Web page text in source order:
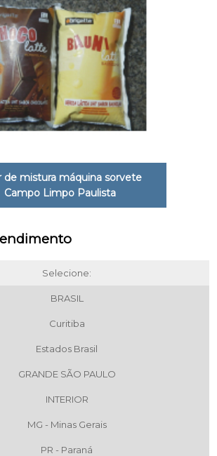
de mistura máquina sorvete
Campo Limpo Paulista
Selecione:
BRASIL
Curitiba
Estados Brasil
GRANDE SÃO PAULO
INTERIOR
MG - Minas Gerais
PR - Paraná